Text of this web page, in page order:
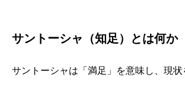
サントーシャ（知足）とは何か
サントーシャは「満足」を意味し、現